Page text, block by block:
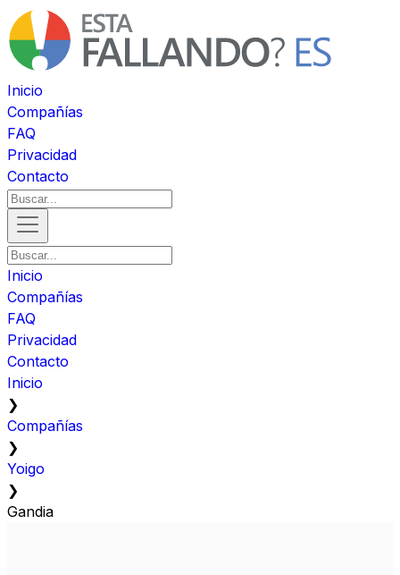
Inicio
Compañías
FAQ
Privacidad
Contacto
Inicio
Compañías
FAQ
Privacidad
Contacto
Inicio
❯
Compañías
❯
Yoigo
❯
Gandia